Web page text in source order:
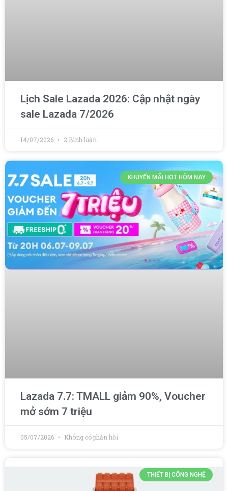
Lịch Sale Lazada 2026: Cập nhật ngày
sale Lazada 7/2026
14/07/2026 2 Bình luận
KHUYẾN MÃI HOT HÔM NAY
Lazada 7.7: TMALL giảm 90%, Voucher
mở sớm 7 triệu
05/07/2026 Không có phản hồi
THIẾT BỊ CÔNG NGHỆ